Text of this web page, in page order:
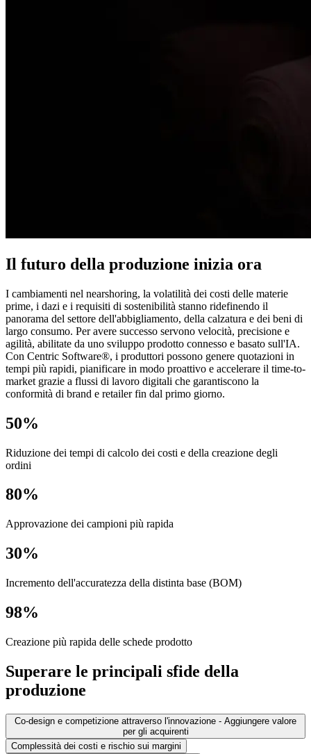
Il futuro della produzione inizia ora
I cambiamenti nel nearshoring, la volatilità dei costi delle materie
prime, i dazi e i requisiti di sostenibilità stanno ridefinendo il
panorama del settore dell'abbigliamento, della calzatura e dei beni di
largo consumo. Per avere successo servono velocità, precisione e
agilità, abilitate da uno sviluppo prodotto connesso e basato sull'IA.
Con Centric Software®, i produttori possono genere quotazioni in
tempi più rapidi, pianificare in modo proattivo e accelerare il time-to-
market grazie a flussi di lavoro digitali che garantiscono la
conformità di brand e retailer fin dal primo giorno.
50%
Riduzione dei tempi di calcolo dei costi e della creazione degli
ordini
80%
Approvazione dei campioni più rapida
30%
Incremento dell'accuratezza della distinta base (BOM)
98%
Creazione più rapida delle schede prodotto
Superare le principali sfide della
produzione
Co-design e competizione attraverso l'innovazione - Aggiungere valore
per gli acquirenti
Complessità dei costi e rischio sui margini